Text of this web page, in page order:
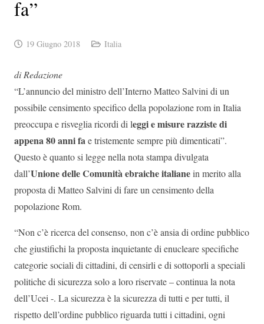
fa”
19 Giugno 2018 Italia
di Redazione
“L’annuncio del ministro dell’Interno Matteo Salvini di un
possibile censimento specifico della popolazione rom in Italia
preoccupa e risveglia ricordi di leggi e misure razziste di
appena 80 anni fae tristemente sempre più dimenticati”.
Questo è quanto si legge nella nota stampa divulgata
dall’Unione delle Comunità ebraiche italianein merito alla
proposta di Matteo Salvini di fare un censimento della
popolazione Rom.
“Non c’è ricerca del consenso, non c’è ansia di ordine pubblico
che giustifichi la proposta inquietante di enucleare specifiche
categorie sociali di cittadini, di censirli e di sottoporli a speciali
politiche di sicurezza solo a loro riservate – continua la nota
dell’Ucei -. La sicurezza è la sicurezza di tutti e per tutti, il
rispetto dell’ordine pubblico riguarda tutti i cittadini, ogni